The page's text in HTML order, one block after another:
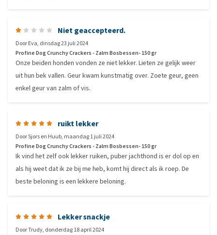
Niet geaccepteerd.
DoorEva, dinsdag 23 juli 2024
Profine Dog Crunchy Crackers - Zalm Bosbessen- 150 gr
Onze beiden honden vonden ze niet lekker. Lieten ze gelijk weer
uit hun bek vallen. Geur kwam kunstmatig over. Zoete geur, geen
enkel geur van zalm of vis.
ruikt lekker
DoorSjors en Huub, maandag 1 juli 2024
Profine Dog Crunchy Crackers - Zalm Bosbessen- 150 gr
Ik vind het zelf ook lekker ruiken, puber jachthond is er dol op en
als hij weet dat ik ze bij me heb, komt hij direct als ik roep. De
beste beloning is een lekkere beloning.
Lekker snackje
DoorTrudy, donderdag 18 april 2024